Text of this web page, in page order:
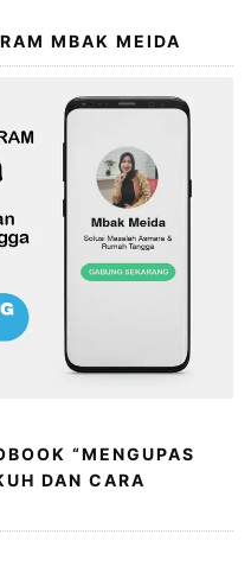
MBAK MEIDA
“MENGUPAS
DAN CARA